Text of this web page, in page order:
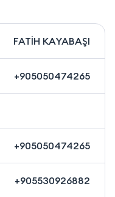
FATİH KAYABAŞI
+905050474265
+905050474265
+905530926882